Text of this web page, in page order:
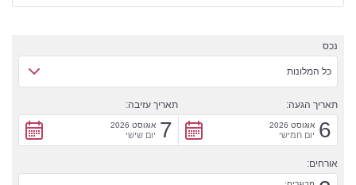
נכס
כל המלונות
תאריך הגעה:
6 אוגוסט 2026
יום חמישי
תאריך עזיבה:
7 אוגוסט 2026
יום שישי
אורחים: